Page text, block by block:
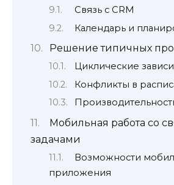
Связь с CRM
Календарь и
Решение типичных
Циклические
Конфликты в
Мобильная работа со
задачами
Возможности
приложения